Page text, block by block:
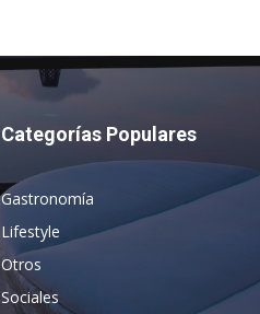
Categorías Populares
Gastronomía
Lifestyle
Otros
Sociales